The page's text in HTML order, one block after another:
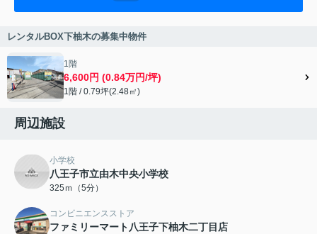
レンタルBOX下柚木の募集中物件
1階
6,600円 (0.84万円/坪)
1階 / 0.79坪(2.48㎡)
周辺施設
小学校
八王子市立由木中央小学校
325ｍ（5分）
コンビニエンスストア
ファミリーマート八王子下柚木二丁目店